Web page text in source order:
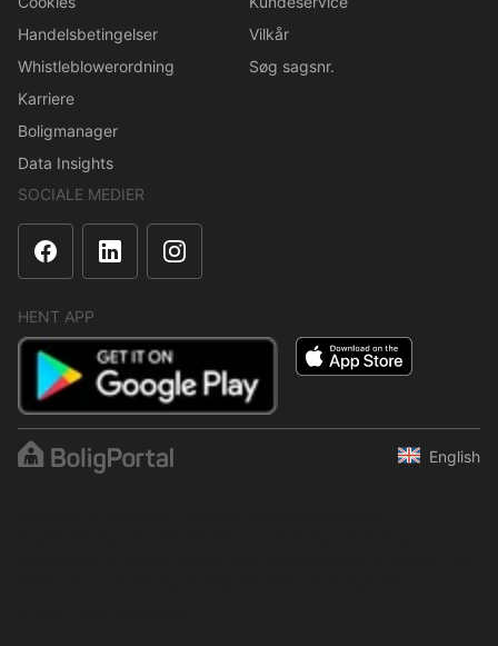
Handelsbetingelser
Whistleblowerordning
Karriere
Boligmanager
Data Insights
Vilkår
Søg sagsnr.
SOCIALE MEDIER
HENT APP
English